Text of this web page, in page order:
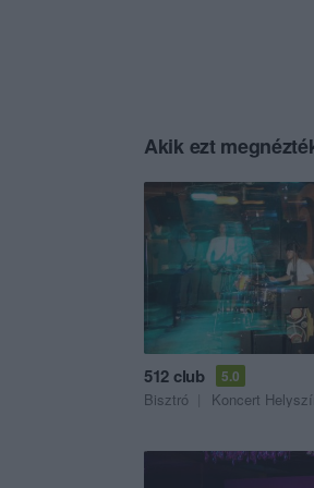
Akik ezt
512 club 5.0
Bisztró Koncert